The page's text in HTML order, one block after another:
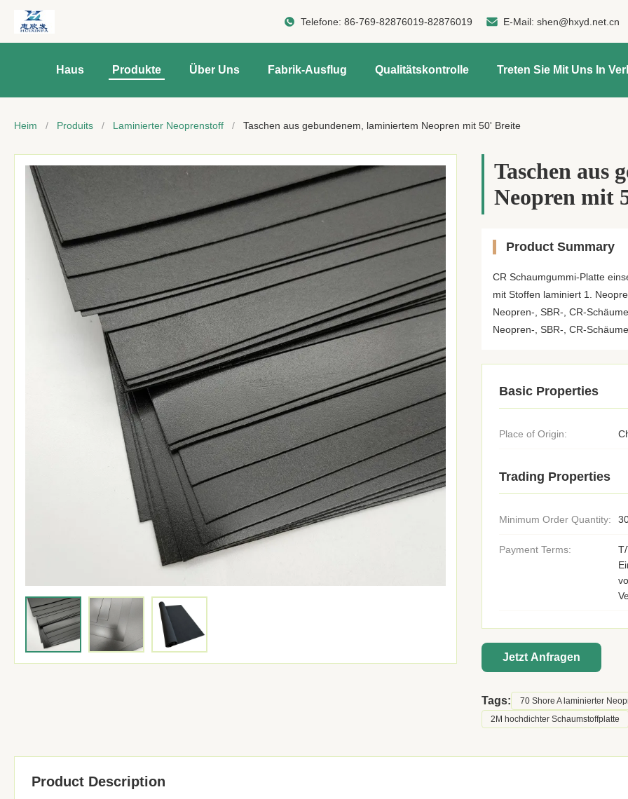
Telefone: 86-769-82876019-82876019 E-Mail: shen@hxyd.net.cn
Haus Produkte Über Uns Fabrik-Ausflug Qualitätskontrolle Treten Sie Mit Uns In
Heim / Produits / Laminierter Neoprenstoff / Taschen aus gebundenem, laminiertem Neopren mit 50' Breite
Taschen aus
Neopren mit
Product Summary
CR Schaumgummi-Platte
mit Stoffen laminiert 1.
Neopren-, SBR-, CR-
Neopren-, SBR-, CR-
Basic Properties
Place of Origin:
Trading Properties
Minimum Order Quantity:
Payment Terms:
Jetzt Anfragen
Tags: 70 Shore A laminierter
2M hochdichter Schaumstoffplatte
Product Description